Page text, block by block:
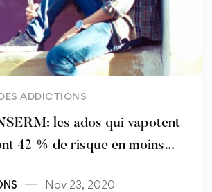
ADDICTIONS
les ados qui vapotent
42 % de risque en moins
Nov 23, 2020